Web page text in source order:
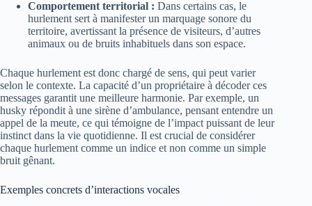
Comportement territorial : Dans certains cas, le
hurlement sert à manifester un marquage sonore du
territoire, avertissant la présence de visiteurs, d’autres
animaux ou de bruits inhabituels dans son espace.
Chaque hurlement est donc chargé de sens, qui peut varier
selon le contexte. La capacité d’un propriétaire à décoder ces
messages garantit une meilleure harmonie. Par exemple, un
husky répondit à une sirène d’ambulance, pensant entendre un
appel de la meute, ce qui témoigne de l’impact puissant de leur
instinct dans la vie quotidienne. Il est crucial de considérer
chaque hurlement comme un indice et non comme un simple
bruit gênant.
Exemples concrets d’interactions vocales